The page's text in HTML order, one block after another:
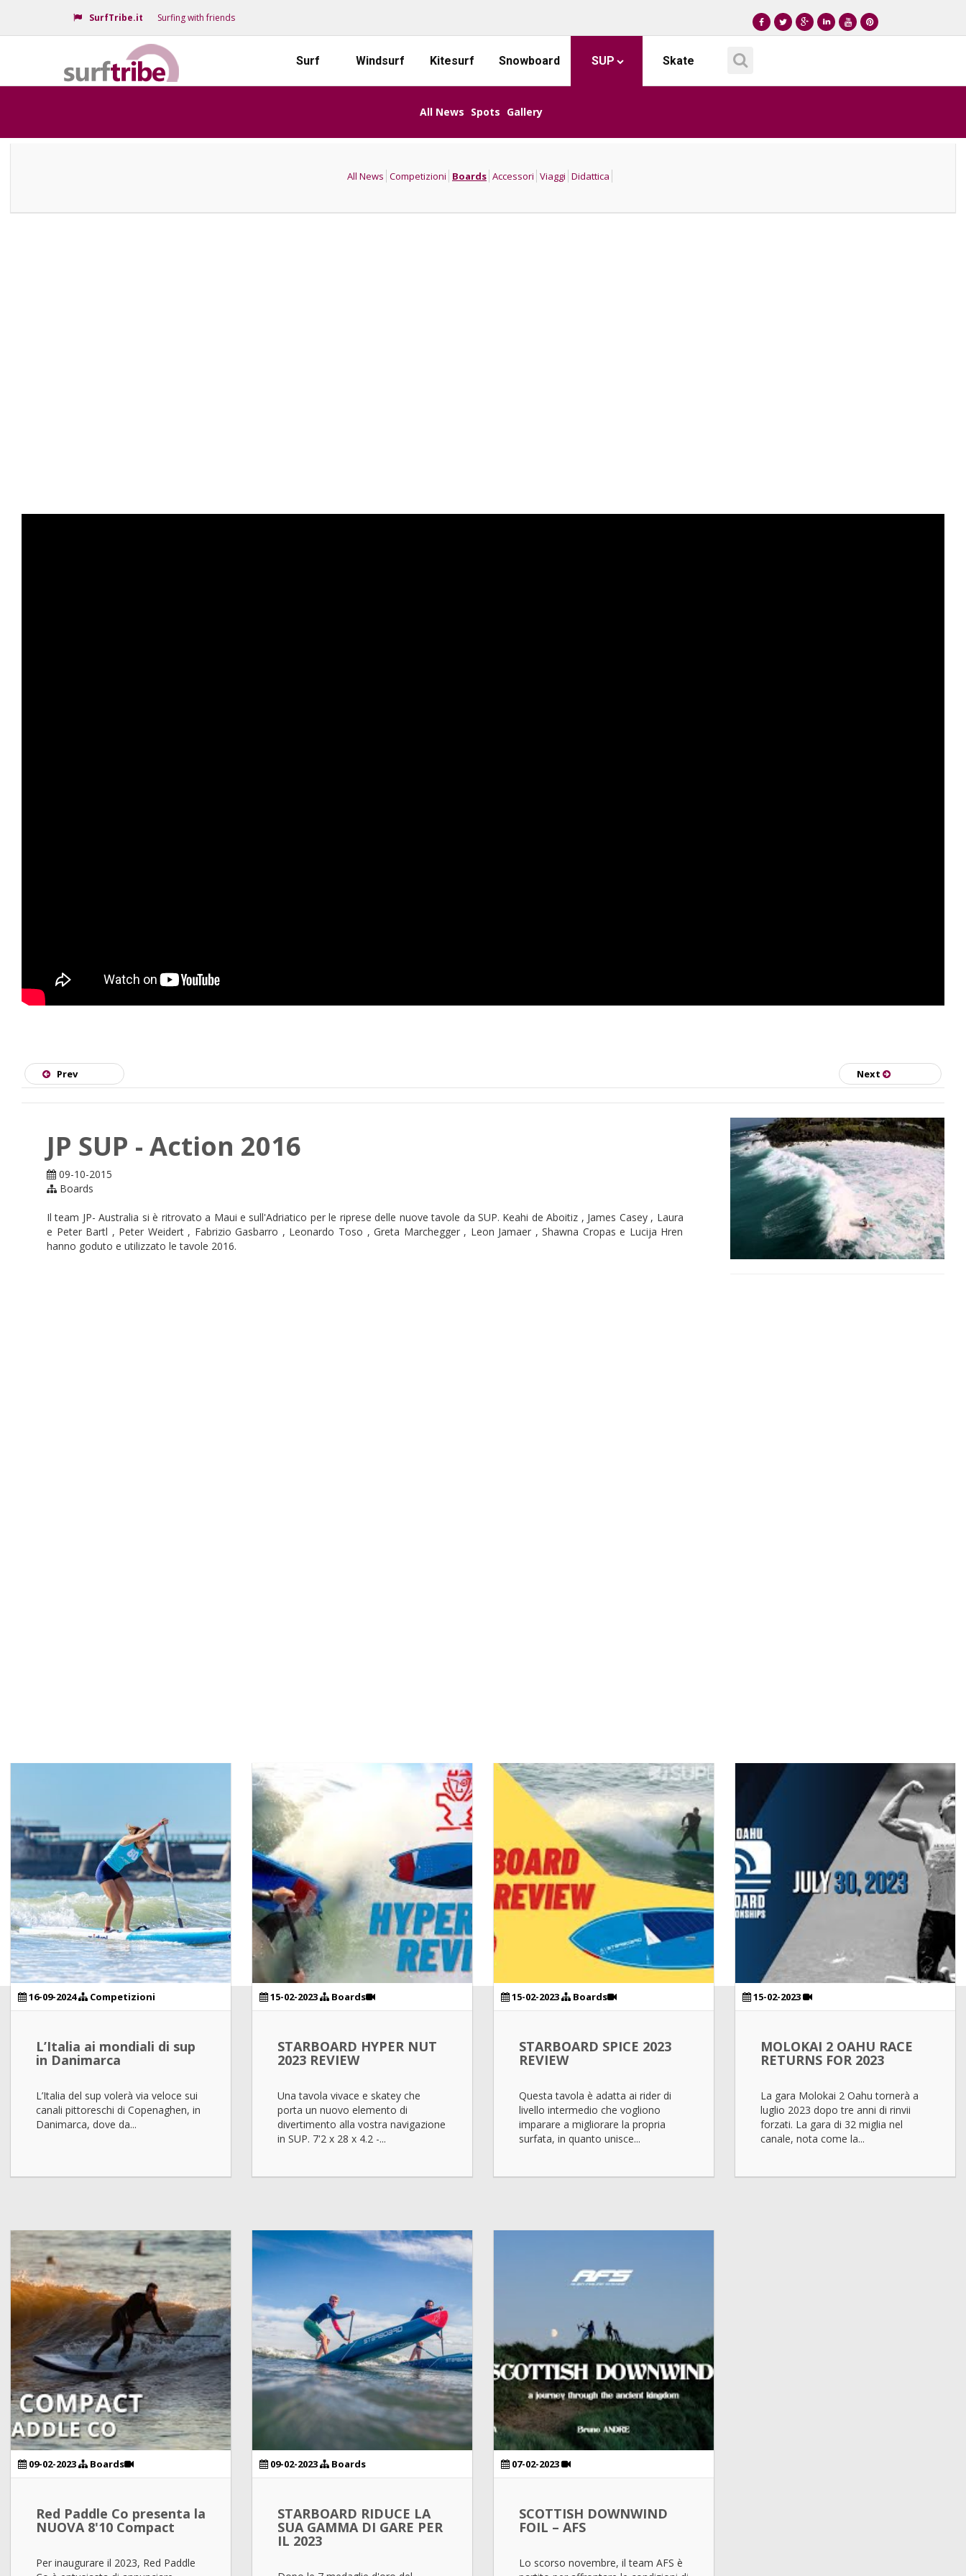
SurfTribe.it Surfing with friends
Surf Windsurf Kitesurf Snowboard SUP Skate
All News Spots Gallery
All News Competizioni Boards Accessori Viaggi Didattica
Prev Next
JP SUP - Action 2016
09-10-2015
Boards
Il team JP- Australia si è ritrovato a Maui e sull'Adriatico per le riprese delle nuove tavole da SUP. Keahi de Aboitiz , James Casey , Laura
e Peter Bartl , Peter Weidert , Fabrizio Gasbarro , Leonardo Toso , Greta Marchegger , Leon Jamaer , Shawna Cropas e Lucija Hren
hanno goduto e utilizzato le tavole 2016.
16-09-2024 Competizioni
L’Italia ai mondiali di sup
in Danimarca
L’Italia del sup volerà via veloce sui
canali pittoreschi di Copenaghen, in
Danimarca, dove da...
15-02-2023 Boards
STARBOARD HYPER NUT
2023 REVIEW
Una tavola vivace e skatey che
porta un nuovo elemento di
divertimento alla vostra navigazione
in SUP. 7'2 x 28 x 4.2 -...
15-02-2023 Boards
STARBOARD SPICE 2023
REVIEW
Questa tavola è adatta ai rider di
livello intermedio che vogliono
imparare a migliorare la propria
surfata, in quanto unisce...
15-02-2023
MOLOKAI 2 OAHU RACE
RETURNS FOR 2023
La gara Molokai 2 Oahu tornerà a
luglio 2023 dopo tre anni di rinvii
forzati. La gara di 32 miglia nel
canale, nota come la...
09-02-2023 Boards
Red Paddle Co presenta la
NUOVA 8'10 Compact
Per inaugurare il 2023, Red Paddle
09-02-2023 Boards
STARBOARD RIDUCE LA
SUA GAMMA DI GARE PER
IL 2023
07-02-2023
SCOTTISH DOWNWIND
FOIL – AFS
Lo scorso novembre, il team AFS è